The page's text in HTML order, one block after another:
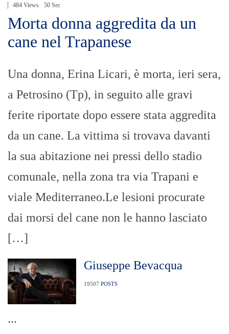
484 Views 50 Sec
Morta donna aggredita da un
cane nel Trapanese
Una donna, Erina Licari, è morta, ieri sera,
a Petrosino (Tp), in seguito alle gravi
ferite riportate dopo essere stata aggredita
da un cane. La vittima si trovava davanti
la sua abitazione nei pressi dello stadio
comunale, nella zona tra via Trapani e
viale Mediterraneo.Le lesioni procurate
dai morsi del cane non le hanno lasciato
[…]
Giuseppe Bevacqua
19507 POSTS
...